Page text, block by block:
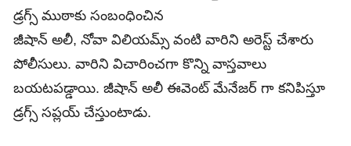
డ్రగ్స్ ముఠాకు సంబంధించిన
జీషాన్ అలీ, నోవా విలియమ్స్ వంటి వారిని అరెస్ట్ చేశారు
పోలీసులు. వారిని విచారించగా కొన్ని వాస్తవాలు
బయటపడ్డాయి. జీషాన్ అలీ ఈవెంట్ మేనేజర్ గా కనిపిస్తూ
డ్రగ్స్ సప్లయ్ చేస్తుంటాడు.